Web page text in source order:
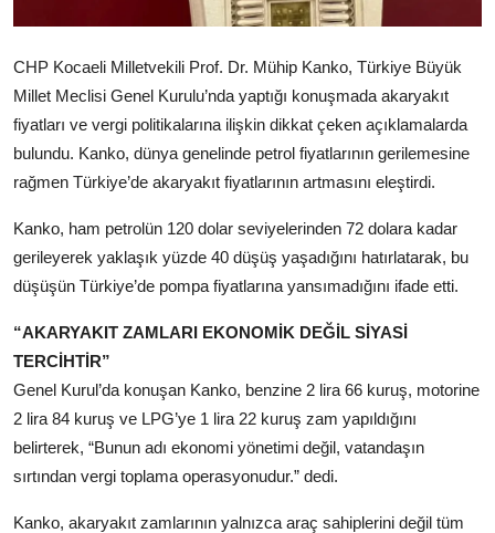
CHP Kocaeli Milletvekili Prof. Dr. Mühip Kanko, Türkiye Büyük
Millet Meclisi Genel Kurulu’nda yaptığı konuşmada akaryakıt
fiyatları ve vergi politikalarına ilişkin dikkat çeken açıklamalarda
bulundu. Kanko, dünya genelinde petrol fiyatlarının gerilemesine
rağmen Türkiye’de akaryakıt fiyatlarının artmasını eleştirdi.
Kanko, ham petrolün 120 dolar seviyelerinden 72 dolara kadar
gerileyerek yaklaşık yüzde 40 düşüş yaşadığını hatırlatarak, bu
düşüşün Türkiye’de pompa fiyatlarına yansımadığını ifade etti.
“AKARYAKIT ZAMLARI EKONOMİK DEĞİL SİYASİ
TERCİHTİR”
Genel Kurul’da konuşan Kanko, benzine 2 lira 66 kuruş, motorine
2 lira 84 kuruş ve LPG’ye 1 lira 22 kuruş zam yapıldığını
belirterek, “Bunun adı ekonomi yönetimi değil, vatandaşın
sırtından vergi toplama operasyonudur.” dedi.
Kanko, akaryakıt zamlarının yalnızca araç sahiplerini değil tüm